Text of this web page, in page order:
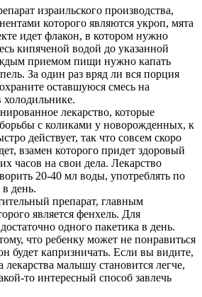
израильского производства,
которого являются укроп, мята
идет флакон, в котором нужно
кипяченой водой до указанной
приемом пищи нужно капать
За один раз вряд ли вся порция
оставшуюся смесь на
лекарство, которые
с коликами у новорожденных, к
действует, так что совсем скоро
взамен которого придет здоровый
часов на свои дела. Лекарство
20-40 мл воды, употреблять по
в день.
препарат, главным
является фенхель. Для
одного пакетика в день.
что ребенку может не понравиться
будет капризничать. Если вы видите,
лекарства малышу становится легче,
то интересный способ завлечь